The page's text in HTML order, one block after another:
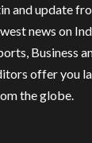
and update
news on
Business
offer you
the globe.